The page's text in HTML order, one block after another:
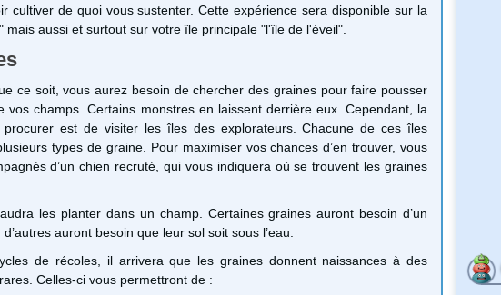
cultiver de quoi vous sustenter. Cette expérience sera disponible sur la
mais aussi et surtout sur votre île principale "l'île de l'éveil".
ce soit, vous aurez besoin de chercher des graines pour faire pousser
vos champs. Certains monstres en laissent derrière eux. Cependant, la
est de visiter les îles des explorateurs. Chacune de ces îles
types de graine. Pour maximiser vos chances d’en trouver, vous
d’un chien recruté, qui vous indiquera où se trouvent les graines
les planter dans un champ. Certaines graines auront besoin d’un
auront besoin que leur sol soit sous l’eau.
de récoles, il arrivera que les graines donnent naissances à des
Celles-ci vous permettront de :